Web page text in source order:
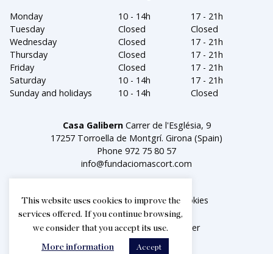
Monday
10 - 14h
17 - 21h
Tuesday
Closed
Closed
Wednesday
Closed
17 - 21h
Thursday
Closed
17 - 21h
Friday
Closed
17 - 21h
Saturday
10 - 14h
17 - 21h
Sunday and holidays
10 - 14h Closed
Casa GalibernCarrer de l'Església, 9
17257 Torroella de Montgrí. Girona (Spain)
Phone 972 75 80 57
info@fundaciomascort.com
Legal notice Política de cookies
Facebook Instagram Twitter
This website uses cookies to improve the
services offered. If you continue browsing,
we consider that you accept its use.
More information Accept